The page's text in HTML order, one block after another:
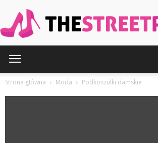
Strona główna Moda Podkoszulki damskie